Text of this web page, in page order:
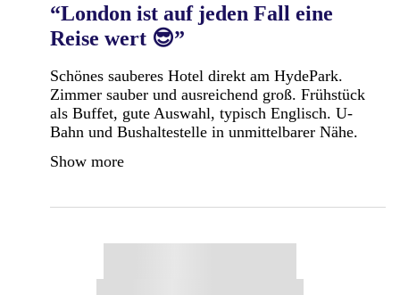
“London ist auf jeden Fall eine
Reise wert 😎”
Schönes sauberes Hotel direkt am HydePark.
Zimmer sauber und ausreichend groß. Frühstück
als Buffet, gute Auswahl, typisch Englisch. U-
Bahn und Bushaltestelle in unmittelbarer Nähe.
Show more